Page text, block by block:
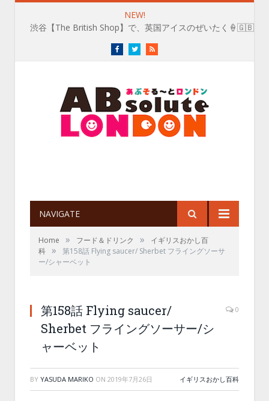
NEW!
渋谷【The British Shop】で、英国アイスのぜいたく🍦🇬🇧
FacebookTwitterRSS
NAVIGATE
Home » フード＆ドリンク »
イギリスおかし百
科 »
第158話 Flying saucer/ Sherbet フライングソーサ
ー/シャーベット
第158話 Flying saucer/
Sherbet フライングソーサー/シ
ャーベット
0
BY YASUDA MARIKO ON 2019年7月26日 イギリスおかし百科